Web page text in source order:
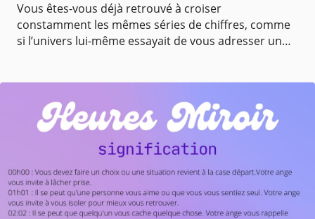
Vous êtes-vous déjà retrouvé à croiser
constamment les mêmes séries de chiffres, comme
si l’univers lui-même essayait de vous adresser un